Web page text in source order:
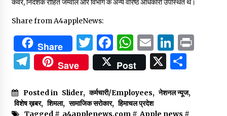
कंवर, निदेशक रोहित जम्वाल और विभाग के अन्य वरिष्ठ अधिकारी उपस्थित थे।
Share from A4appleNews:
Share Twitter
Facebook
WhatsApp
Email
Telegram
Save Post X
Posted in Slider, कर्मचारी/Employees, नेशनल न्यूज,
विशेष ख़बर, शिमला, सामाजिक सरोकार, हिमाचल प्रदेश
Tagged # a4applenews.com # Apple news #